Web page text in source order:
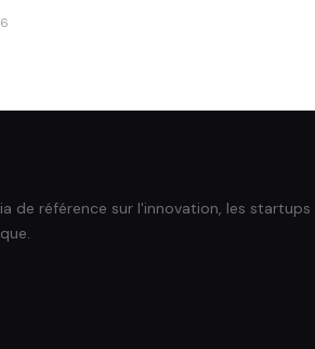
de référence sur l'innovation, les startups